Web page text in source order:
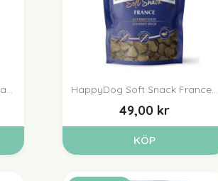
Snabbvy
HappyDog Soft Snack France...
49,00 kr
KÖP